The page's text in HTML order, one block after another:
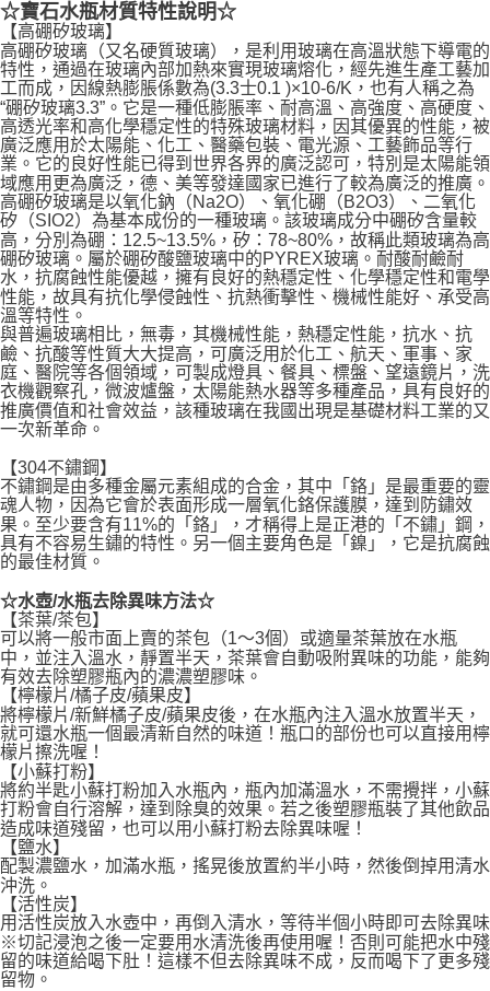
☆寶石水瓶材質特性說明☆
【高硼矽玻璃】
高硼矽玻璃（又名硬質玻璃），是利用玻璃在高溫狀態下導電的
特性，通過在玻璃內部加熱來實現玻璃熔化，經先進生產工藝加
工而成，因線熱膨脹係數為(3.3士0.1 )×10-6/K，也有人稱之為
“硼矽玻璃3.3”。它是一種低膨脹率、耐高溫、高強度、高硬度、
高透光率和高化學穩定性的特殊玻璃材料，因其優異的性能，被
廣泛應用於太陽能、化工、醫藥包裝、電光源、工藝飾品等行
業。它的良好性能已得到世界各界的廣泛認可，特別是太陽能領
域應用更為廣泛，德、美等發達國家已進行了較為廣泛的推廣。
高硼矽玻璃是以氧化鈉（Na2O）、氧化硼（B2O3）、二氧化
矽（SIO2）為基本成份的一種玻璃。該玻璃成分中硼矽含量較
高，分別為硼：12.5~13.5%，矽：78~80%，故稱此類玻璃為高
硼矽玻璃。屬於硼矽酸鹽玻璃中的PYREX玻璃。耐酸耐鹼耐
水，抗腐蝕性能優越，擁有良好的熱穩定性、化學穩定性和電學
性能，故具有抗化學侵蝕性、抗熱衝擊性、機械性能好、承受高
溫等特性。
與普遍玻璃相比，無毒，其機械性能，熱穩定性能，抗水、抗
鹼、抗酸等性質大大提高，可廣泛用於化工、航天、軍事、家
庭、醫院等各個領域，可製成燈具、餐具、標盤、望遠鏡片，洗
衣機觀察孔，微波爐盤，太陽能熱水器等多種產品，具有良好的
推廣價值和社會效益，該種玻璃在我國出現是基礎材料工業的又
一次新革命。
【304不鏽鋼】
不鏽鋼是由多種金屬元素組成的合金，其中「鉻」是最重要的靈
魂人物，因為它會於表面形成一層氧化鉻保護膜，達到防鏽效
果。至少要含有11%的「鉻」，才稱得上是正港的「不鏽」鋼，
具有不容易生鏽的特性。另一個主要角色是「鎳」，它是抗腐蝕
的最佳材質。
☆水壺/水瓶去除異味方法☆
【茶葉/茶包】
可以將一般市面上賣的茶包（1～3個）或適量茶葉放在水瓶
中，並注入溫水，靜置半天，茶葉會自動吸附異味的功能，能夠
有效去除塑膠瓶內的濃濃塑膠味。
【檸檬片/橘子皮/蘋果皮】
將檸檬片/新鮮橘子皮/蘋果皮後，在水瓶內注入溫水放置半天，
就可還水瓶一個最清新自然的味道！瓶口的部份也可以直接用檸
檬片擦洗喔！
【小蘇打粉】
將約半匙小蘇打粉加入水瓶內，瓶內加滿溫水，不需攪拌，小蘇
打粉會自行溶解，達到除臭的效果。若之後塑膠瓶裝了其他飲品
造成味道殘留，也可以用小蘇打粉去除異味喔！
【鹽水】
配製濃鹽水，加滿水瓶，搖晃後放置約半小時，然後倒掉用清水
沖洗。
【活性炭】
用活性炭放入水壺中，再倒入清水，等待半個小時即可去除異味
※切記浸泡之後一定要用水清洗後再使用喔！否則可能把水中殘
留的味道給喝下肚！這樣不但去除異味不成，反而喝下了更多殘
留物。